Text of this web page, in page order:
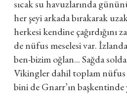
sıcak su havuzlarında
her şeyi arkada bırakarak
herkesi kendine çağırdığını
de nüfus meselesi var.
ben-bizim oğlan... Sağda
Vikingler dahil toplam
bini de Gnarr’ın başkentinde